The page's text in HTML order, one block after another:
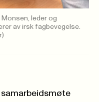
leder og
av irsk fagbevegelse.